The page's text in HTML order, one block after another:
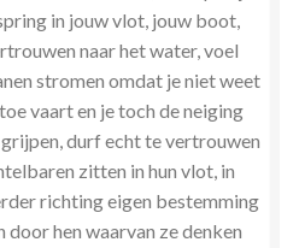
in jouw vlot, jouw boot,
naar het water, voel
stromen omdat je niet weet
vaart en je toch de neiging
durf echt te vertrouwen
zitten in hun vlot, in
richting eigen bestemming
hen waarvan ze denken